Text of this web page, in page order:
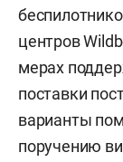
центров
мерах
поставки
варианты
поручению